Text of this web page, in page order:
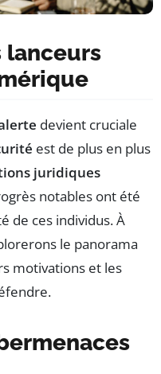
lanceurs
devient cruciale
est de plus en plus
juridiques
notables ont été
de ces individus. À
le panorama
motivations et les